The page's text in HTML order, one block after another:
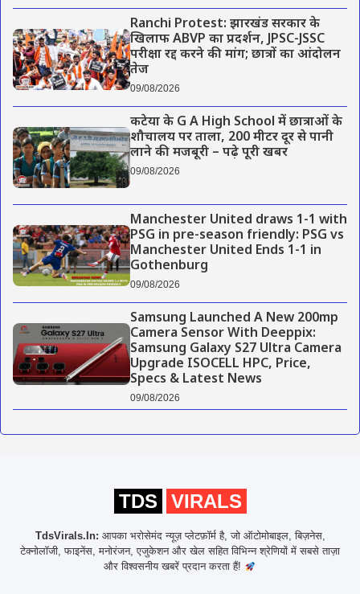
Ranchi Protest: झारखंड सरकार के
खिलाफ ABVP का प्रदर्शन, JPSC-JSSC
परीक्षा रद्द करने की मांग; छात्रों का आंदोलन
तेज
09/08/2026
कटेया के G A High School में छात्राओं के
शौचालय पर ताला, 200 मीटर दूर से पानी
लाने की मजबूरी – पढ़े पूरी खबर
09/08/2026
Manchester United draws 1-1 with
PSG in pre-season friendly: PSG vs
Manchester United Ends 1-1 in
Gothenburg
09/08/2026
Samsung Launched A New 200mp
Camera Sensor With Deeppix:
Samsung Galaxy S27 Ultra Camera
Upgrade ISOCELL HPC, Price,
Specs & Latest News
09/08/2026
TDS VIRALS
TdsVirals.In: आपका भरोसेमंद न्यूज़ प्लेटफ़ॉर्म है, जो ऑटोमोबाइल, बिज़नेस,
टेक्नोलॉजी, फाइनेंस, मनोरंजन, एजुकेशन और खेल सहित विभिन्न श्रेणियों में सबसे ताज़ा
और विश्वसनीय खबरें प्रदान करता हैं!